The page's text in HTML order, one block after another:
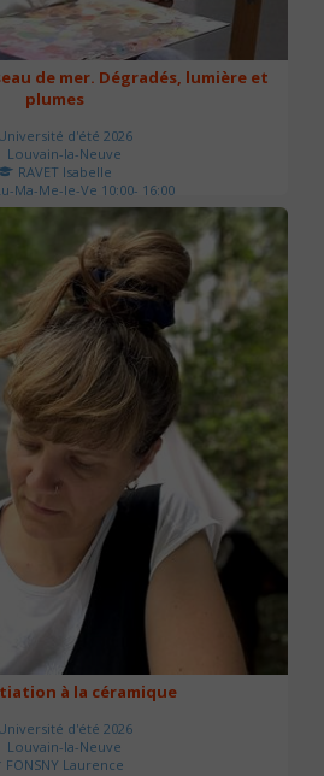
de mer. Dégradés, lumière et
plumes
Université d'été 2026
Louvain-la-Neuve
RAVET Isabelle
Ma-Me-Je-Ve 10:00- 16:00
de séances : 2
à la céramique
Université d'été 2026
Louvain-la-Neuve
FONSNY Laurence